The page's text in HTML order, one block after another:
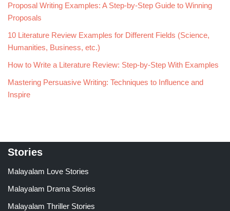
Proposal Writing Examples: A Step-by-Step Guide to Winning
Proposals
10 Literature Review Examples for Different Fields (Science,
Humanities, Business, etc.)
How to Write a Literature Review: Step-by-Step With Examples
Mastering Persuasive Writing: Techniques to Influence and
Inspire
Stories
Malayalam Love Stories
Malayalam Drama Stories
Malayalam Thriller Stories